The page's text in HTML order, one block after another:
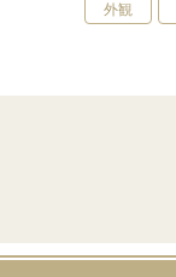
外観